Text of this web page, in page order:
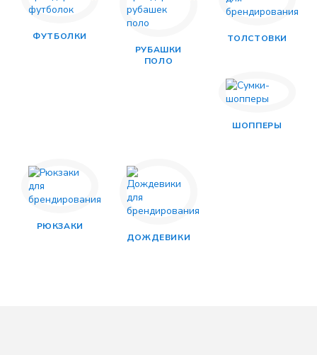
ФУТБОЛКИ
РУБАШКИ
ПОЛО
ТОЛСТОВКИ
ШОППЕРЫ
РЮКЗАКИ
ДОЖДЕВИКИ